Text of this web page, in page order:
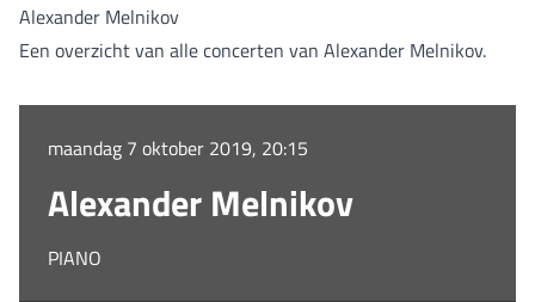
Alexander Melnikov
Een overzicht van alle concerten van Alexander Melnikov.
maandag 7 oktober 2019, 20:15
Alexander Melnikov
PIANO